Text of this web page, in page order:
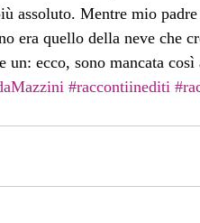
assoluto. Mentre mio
era quello della neve che
un: ecco, sono mancata
#raccontiinediti